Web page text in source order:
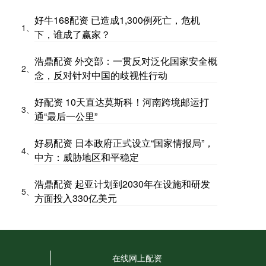
1、
好牛168配资 已造成1,300例死亡，危机
下，谁成了赢家？
2、
浩鼎配资 外交部：一贯反对泛化国家安全概
念，反对针对中国的歧视性行动
3、
好配资 10天直达莫斯科！河南跨境邮运打
通“最后一公里”
4、
好易配资 日本政府正式设立“国家情报局”，
中方：威胁地区和平稳定
5、
浩鼎配资 起亚计划到2030年在设施和研发
方面投入330亿美元
在线网上配资